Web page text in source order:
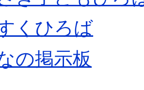
くひろば
の掲示板